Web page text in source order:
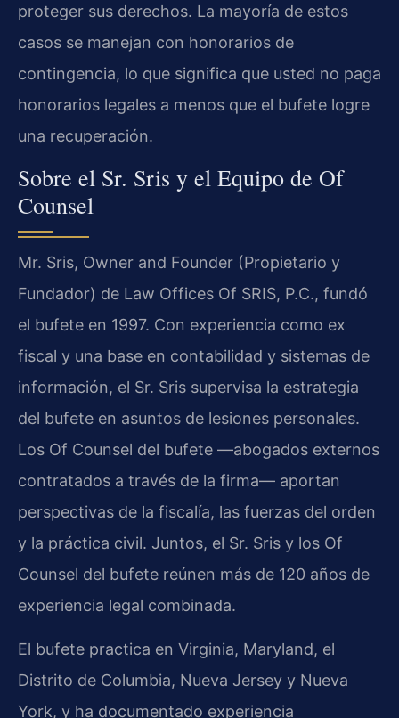
proteger sus derechos. La mayoría de estos
casos se manejan con honorarios de
contingencia, lo que significa que usted no paga
honorarios legales a menos que el bufete logre
una recuperación.
Sobre el Sr. Sris y el Equipo de Of
Counsel
Mr. Sris, Owner and Founder (Propietario y
Fundador) de Law Offices Of SRIS, P.C., fundó
el bufete en 1997. Con experiencia como ex
fiscal y una base en contabilidad y sistemas de
información, el Sr. Sris supervisa la estrategia
del bufete en asuntos de lesiones personales.
Los Of Counsel del bufete —abogados externos
contratados a través de la firma— aportan
perspectivas de la fiscalía, las fuerzas del orden
y la práctica civil. Juntos, el Sr. Sris y los Of
Counsel del bufete reúnen más de 120 años de
experiencia legal combinada.
El bufete practica en Virginia, Maryland, el
Distrito de Columbia, Nueva Jersey y Nueva
York, y ha documentado experiencia